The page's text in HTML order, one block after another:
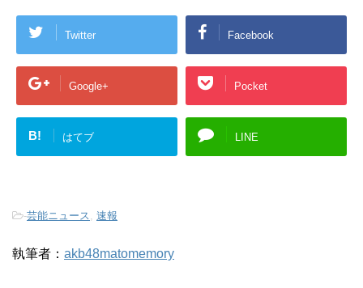
Twitter Facebook
Google+ Pocket
B! はてブ LINE
-芸能ニュース, 速報
執筆者： akb48matomemory